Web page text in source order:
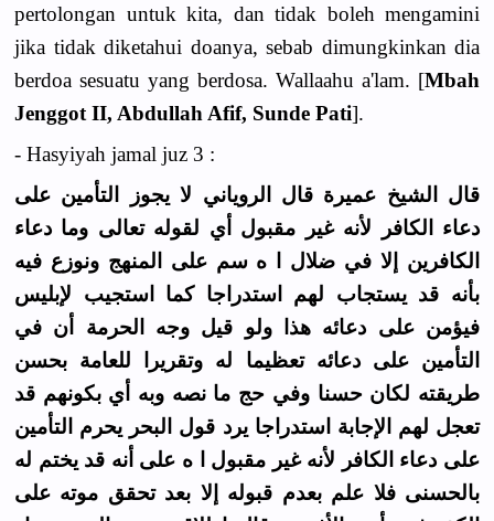
pertolongan untuk kita, dan tidak boleh mengamini
jika tidak diketahui doanya, sebab dimungkinkan dia
berdoa sesuatu yang berdosa. Wallaahu a'lam. [Mbah
Jenggot II, Abdullah Afif, Sunde Pati].
- Hasyiyah jamal juz 3 :
قال الشيخ عميرة قال الروياني لا يجوز التأمين على
دعاء الكافر لأنه غير مقبول أي لقوله تعالى وما دعاء
الكافرين إلا في ضلال ا ه سم على المنهج ونوزع فيه
بأنه قد يستجاب لهم استدراجا كما استجيب لإبليس
فيؤمن على دعائه هذا ولو قيل وجه الحرمة أن في
التأمين على دعائه تعظيما له وتقريرا للعامة بحسن
طريقته لكان حسنا وفي حج ما نصه وبه أي بكونهم قد
تعجل لهم الإجابة استدراجا يرد قول البحر يحرم التأمين
على دعاء الكافر لأنه غير مقبول ا ه على أنه قد يختم له
بالحسنى فلا علم بعدم قبوله إلا بعد تحقق موته على